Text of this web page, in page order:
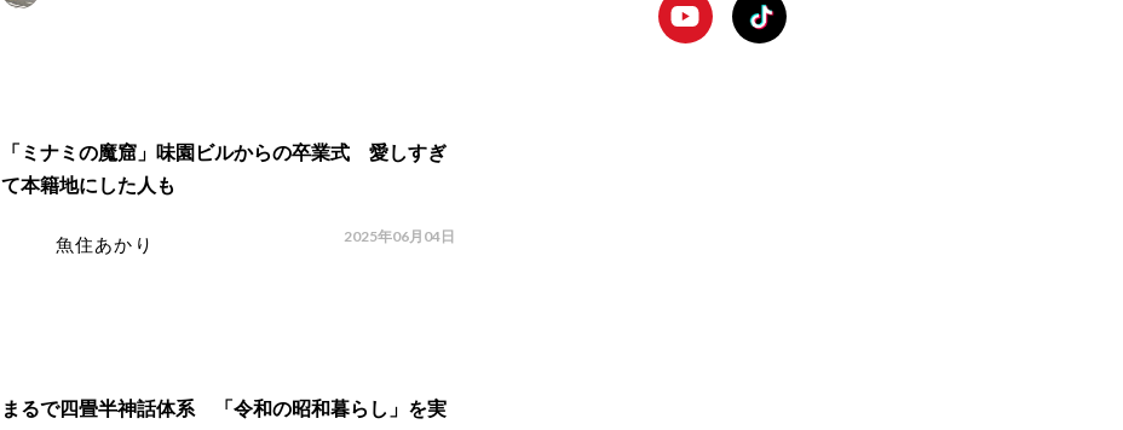
「ミナミの魔窟」味園ビルからの卒業式 愛しすぎ
て本籍地にした人も
魚住あかり 2025年06月04日
まるで四畳半神話体系 「令和の昭和暮らし」を実